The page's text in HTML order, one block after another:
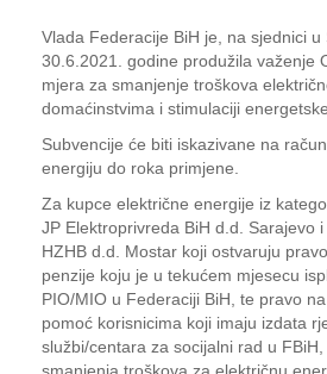
Vlada Federacije BiH je, na sjednici u
30.6.2021. godine produžila važenje
mjera za smanjenje troškova
domaćinstvima i stimulaciji
Subvencije će biti iskazivane na
energiju do roka primjene.
Za kupce električne energije iz
JP Elektroprivreda BiH d.d. Sarajevo
HZHB d.d. Mostar koji ostvaruju
penzije koju je u tekućem mjesecu
PIO/MIO u Federaciji BiH, te pravo
pomoć korisnicima koji imaju izdata
službi/centara za socijalni rad u